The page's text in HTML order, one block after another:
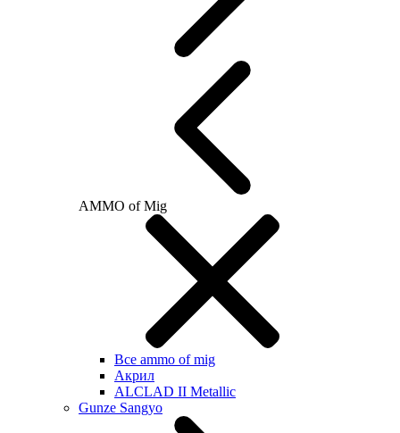
AMMO of Mig
Все ammo of mig
Акрил
ALCLAD II Metallic
Gunze Sangyo